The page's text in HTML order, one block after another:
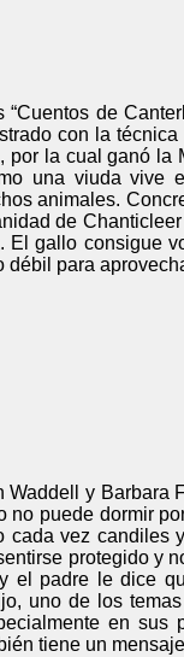
de
con la
la cual ganó
una viuda vive
animales.
de
El gallo consigue
para
y Barbara
puede dormir
vez
protegido y
el padre le dice
uno de los
en
tiene un